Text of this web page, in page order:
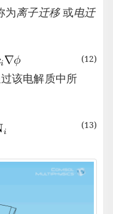
为离子迁移或电迁
(12)
该电解质中所
(13)